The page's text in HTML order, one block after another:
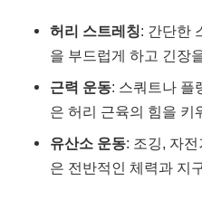
허리 스트레칭: 간단한
을 부드럽게 하고 긴장
근력 운동: 스쿼트나 플
은 허리 근육의 힘을 키
유산소 운동: 조깅, 자
은 전반적인 체력과 지